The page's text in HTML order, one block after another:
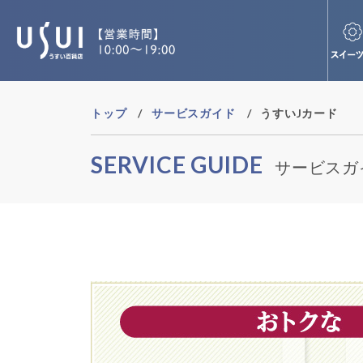
トップ サービスガイド うすいJカード
SERVICE GUIDE サービスガ